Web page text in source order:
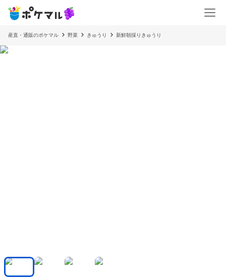
産直・通販のポケマル 野菜 きゅうり 新鮮朝採りきゅうり